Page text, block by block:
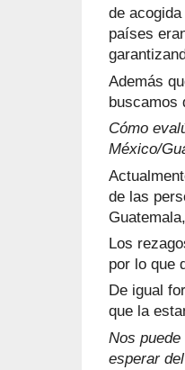
de
países
Además
buscamos
Cómo
México/
de las
Los
por lo que
De igual
que la
Nos
esperar